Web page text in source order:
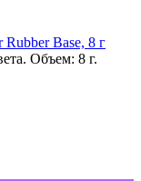
Base, 8 г
Объем: 8 г.